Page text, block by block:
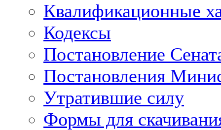
Квалификационные
Кодексы
Постановление
Постановления
Утратившие силу
Формы для